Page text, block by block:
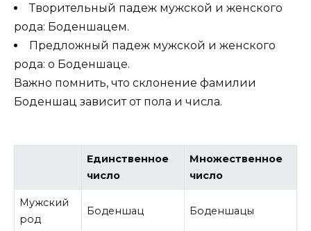
Творительный падеж мужской и женского
рода: Боденшацем.
Предложный падеж мужской и женского
рода: о Боденшаце.
Важно помнить, что склонение фамилии
Боденшац зависит от пола и числа.
Единственное
число
Множественное
число
Мужский
род
Боденшац Боденшацы